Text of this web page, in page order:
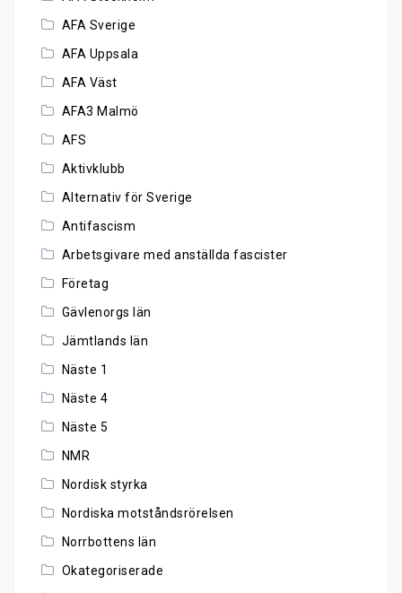
AFA Sverige
AFA Uppsala
AFA Väst
AFA3 Malmö
AFS
Aktivklubb
Alternativ för Sverige
Antifascism
Arbetsgivare med anställda fascister
Företag
Gävlenorgs län
Jämtlands län
Näste 1
Näste 4
Näste 5
NMR
Nordisk styrka
Nordiska motståndsrörelsen
Norrbottens län
Okategoriserade